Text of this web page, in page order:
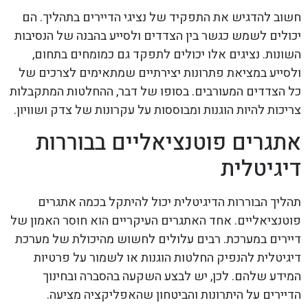
חשוב להדגיש את התפקיד של נציגי הדיירים בתהליך. הם
יכולים לשמש כגשר בין הצדדים ולסייע בהבנה של הנסיבות
השונות. נציגים אלו יכולים לתפקד גם כמומחים בתחום,
ולסייע במציאת פתרונות יצירתיים שמתאימים לצרכים של
כל הצדדים המעורבים. בסופו של דבר, ההחלטות המתקבלות
צריכות להיות הוגנות ומבוססות על עקרונות של צדק ושוויון.
אתגרים פוטנציאליים בבוררות
דיגיטלית
תהליך הבוררות הדיגיטלית יכול להיתקל בכמה אתגרים
פוטנציאליים. אחד האתגרים העיקריים הוא חוסר האמון של
דיירים במערכת. רבים עלולים לחשוש מהיכולת של מערכת
דיגיטלית להנפיק החלטות הוגנות או לשמור על פרטיות
המידע שלהם. לכן, יש לבצע השקעה בהסברה ובחינוך
הדיירים על היתרונות והביטחון שהאפליקציה מציעה.